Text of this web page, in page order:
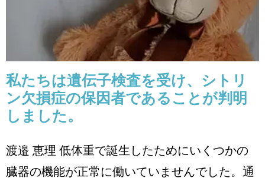
患者体験談
私たちは遺伝子検査を受け、シトリ
ン欠損症の保因者であることが判明
しました。
渡邉 恵理 低体重で誕生したためにいくつかの
臓器の機能が正常に働いていませんでした。通